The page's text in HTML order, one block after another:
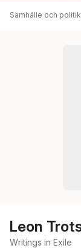
Samhälle och politik
Leon
Writings in Exile